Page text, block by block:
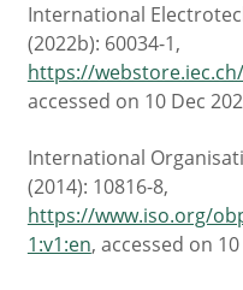
International
(2022b): 60034-1,
https://
accessed on 10 Dec
International
(2014): 10816-8,
https://www.iso.org/
1:v1:en, accessed on